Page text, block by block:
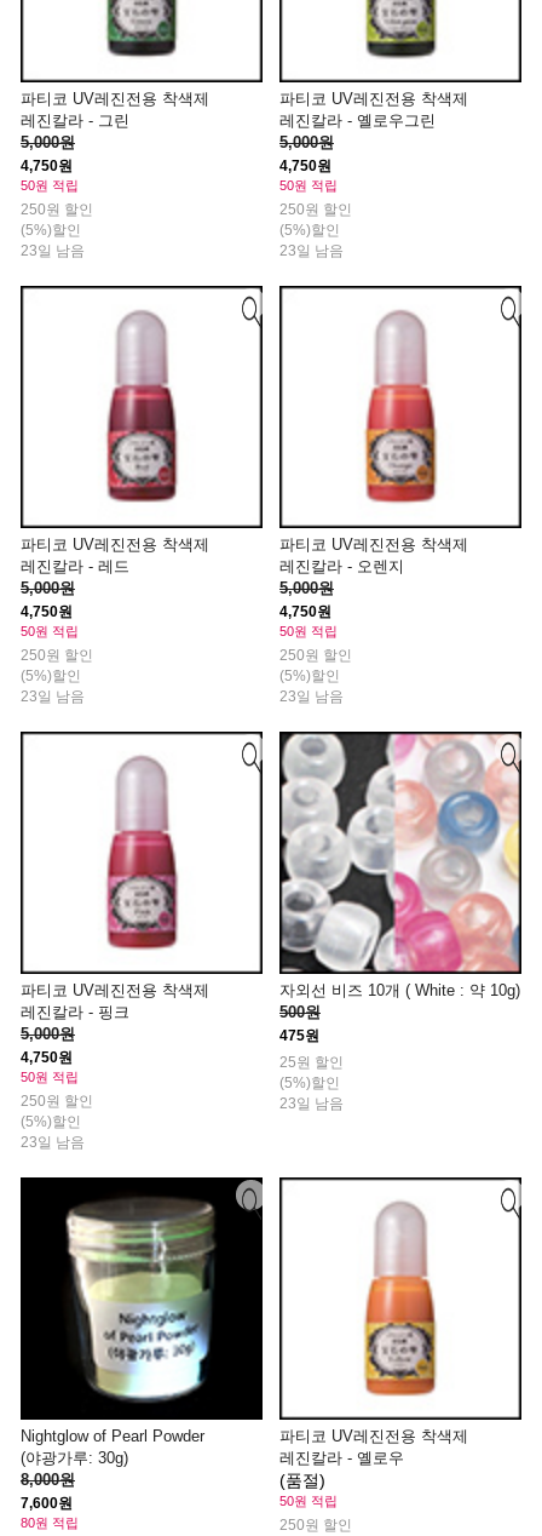
파티코 UV레진전용 착색제
레진칼라 - 그린
5,000원
4,750원
50원 적립
250원 할인
(5%)할인
23일 남음
파티코 UV레진전용 착색제
레진칼라 - 옐로우그린
5,000원
4,750원
50원 적립
250원 할인
(5%)할인
23일 남음
파티코 UV레진전용 착색제
레진칼라 - 레드
5,000원
4,750원
50원 적립
250원 할인
(5%)할인
23일 남음
파티코 UV레진전용 착색제
레진칼라 - 오렌지
5,000원
4,750원
50원 적립
250원 할인
(5%)할인
23일 남음
파티코 UV레진전용 착색제
레진칼라 - 핑크
5,000원
4,750원
50원 적립
250원 할인
(5%)할인
23일 남음
자외선 비즈 10개 ( White : 약 10g)
500원
475원
25원 할인
(5%)할인
23일 남음
Nightglow of Pearl Powder
(야광가루: 30g)
8,000원
7,600원
80원 적립
파티코 UV레진전용 착색제
레진칼라 - 옐로우
(품절)
50원 적립
250원 할인